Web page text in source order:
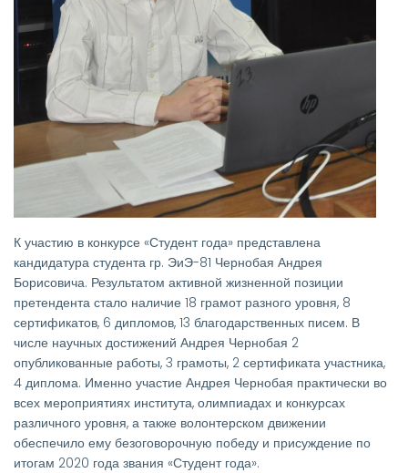
К участию в конкурсе «Студент года» представлена
кандидатура студента гр. ЭиЭ-81 Чернобая Андрея
Борисовича. Результатом активной жизненной позиции
претендента стало наличие 18 грамот разного уровня, 8
сертификатов, 6 дипломов, 13 благодарственных писем. В
числе научных достижений Андрея Чернобая 2
опубликованные работы, 3 грамоты, 2 сертификата участника,
4 диплома. Именно участие Андрея Чернобая практически во
всех мероприятиях института, олимпиадах и конкурсах
различного уровня, а также волонтерском движении
обеспечило ему безоговорочную победу и присуждение по
итогам 2020 года звания «Студент года».